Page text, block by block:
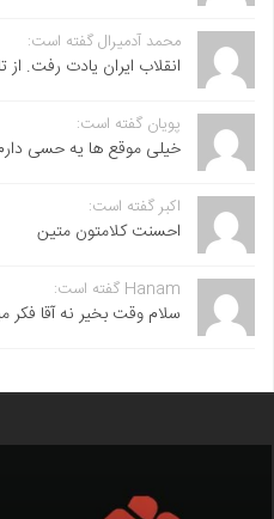
محمد آدمیرال گفته است:
انقلاب ایران یادت رفت. از
پویان گفته است:
خیلی موقع ها یه حسی
اکبر گفته است:
احسنت ‌کلامتون متین
Hanam گفته است:
سلام وقت بخیر نه آقا فکر